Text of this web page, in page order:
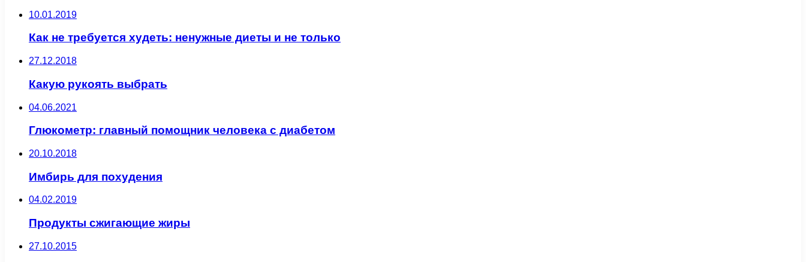
10.01.2019
Как не требуется худеть: ненужные диеты и не только
27.12.2018
Какую рукоять выбрать
04.06.2021
Глюкометр: главный помощник человека с диабетом
20.10.2018
Имбирь для похудения
04.02.2019
Продукты сжигающие жиры
27.10.2015